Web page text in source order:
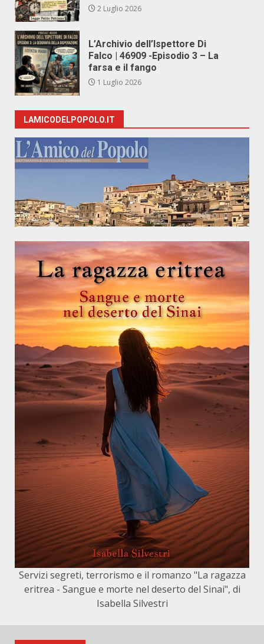
2 Luglio 2026
L’Archivio dell’Ispettore Di
Falco | 46909 -Episodio 3 – La
farsa e il fango
1 Luglio 2026
LAMICODELPOPOLO.IT
Servizi segreti, terrorismo e il romanzo "La ragazza
eritrea - Sangue e morte nel deserto del Sinai", di
Isabella Silvestri